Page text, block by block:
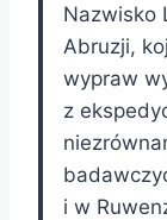
Nazwisko
Abruzji,
wypraw
z
i w